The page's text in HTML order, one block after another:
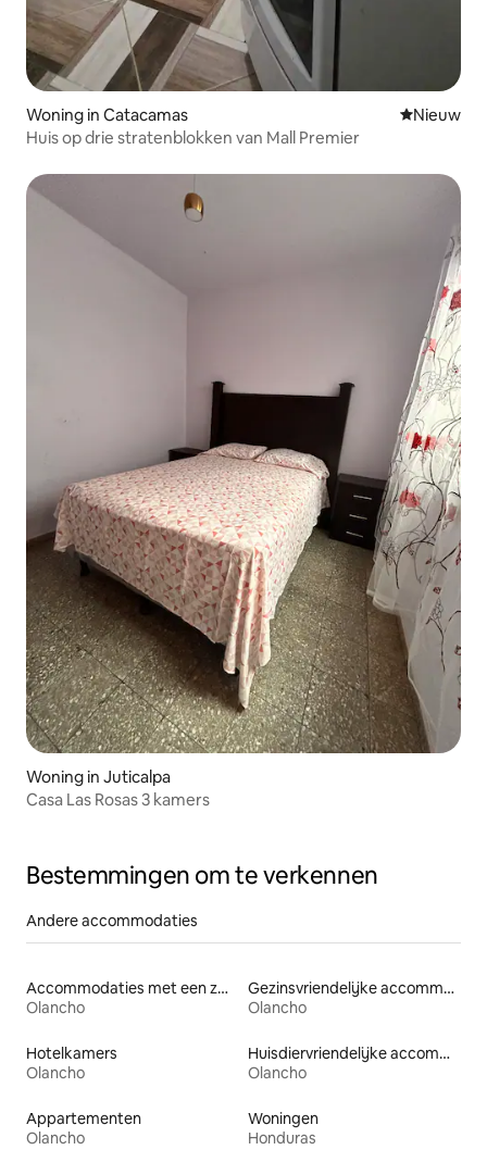
Woning in Catacamas Nieuwe
Nieuw
Huis op drie stratenblokken van Mall Premier
Woning in Juticalpa
Casa Las Rosas 3 kamers
Bestemmingen om te verkennen
Andere accommodaties
Accommodaties met een zwembad
Olancho
Gezinsvriendelijke accommodaties
Olancho
Hotelkamers
Olancho
Huisdiervriendelijke accommodaties
Olancho
Appartementen
Olancho
Woningen
Honduras